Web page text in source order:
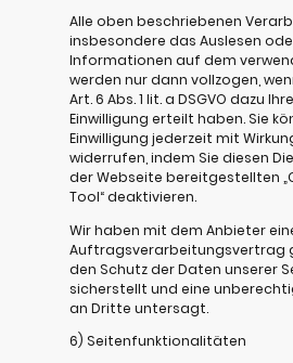
Alle oben beschriebenen
insbesondere das Auslesen
Informationen auf dem
werden nur dann vollzogen,
Art. 6 Abs. 1 lit. a DSGVO dazu
Einwilligung erteilt haben. Sie
Einwilligung jederzeit mit
widerrufen, indem Sie diesen
der Webseite bereitgestellten
Tool“ deaktivieren.
Wir haben mit dem Anbieter
Auftragsverarbeitungsvertrag
den Schutz der Daten unserer
sicherstellt und eine
an Dritte untersagt.
6) Seitenfunktionalitäten